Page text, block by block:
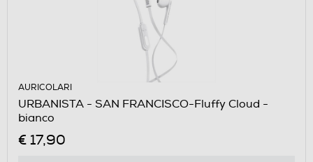
AURICOLARI
URBANISTA - SAN FRANCISCO-Fluffy Cloud -
bianco
€ 17,90